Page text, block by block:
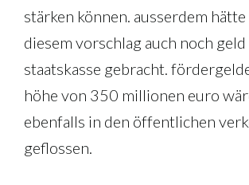
stärken können. ausserdem hätte
diesem vorschlag auch noch
staatskasse gebracht.
höhe von 350 millionen euro
ebenfalls in den öffentlichen
geflossen.